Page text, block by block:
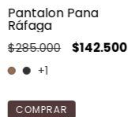
Pantalon Pana
Ráfaga
$285.000 $142.500
+1
COMPRAR